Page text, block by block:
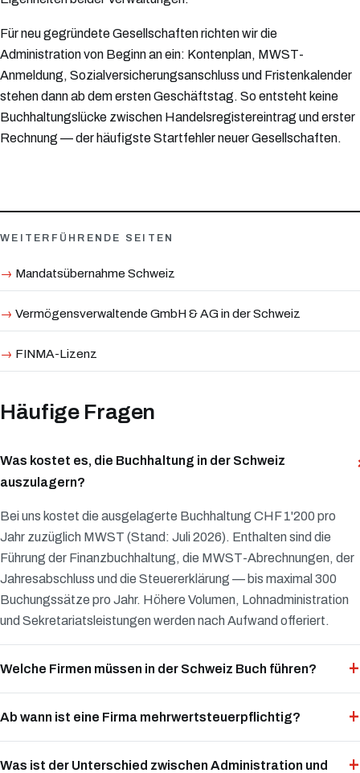
Für neu gegründete Gesellschaften richten wir die
Administration von Beginn an ein: Kontenplan, MWST-
Anmeldung, Sozialversicherungsanschluss und Fristenkalender
stehen dann ab dem ersten Geschäftstag. So entsteht keine
Buchhaltungslücke zwischen Handelsregistereintrag und erster
Rechnung — der häufigste Startfehler neuer Gesellschaften.
WEITERFÜHRENDE SEITEN
Mandatsübernahme Schweiz
Vermögensverwaltende GmbH & AG in der Schweiz
FINMA-Lizenz
Häufige Fragen
Was kostet es, die Buchhaltung in der Schweiz
auszulagern?
Bei uns kostet die ausgelagerte Buchhaltung CHF 1'200 pro
Jahr zuzüglich MWST (Stand: Juli 2026). Enthalten sind die
Führung der Finanzbuchhaltung, die MWST-Abrechnungen, der
Jahresabschluss und die Steuererklärung — bis maximal 300
Buchungssätze pro Jahr. Höhere Volumen, Lohnadministration
und Sekretariatsleistungen werden nach Aufwand offeriert.
Welche Firmen müssen in der Schweiz Buch führen?
Ab wann ist eine Firma mehrwertsteuerpflichtig?
Was ist der Unterschied zwischen Administration und